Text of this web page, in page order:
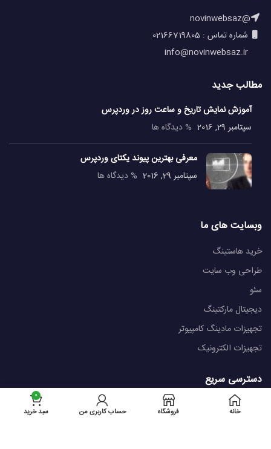
@novinwebsaz
شماره تماس : 02166719805
مطالب جدید
آموزش نمایش تاریخ و ساعت روز در وردپرس
سپتامبر 29, 2016
% دیدگاه ها
معرفی بهترین پیوند یکتای وردپرس
سپتامبر 29, 2016
% دیدگاه ها
وبسایت های ما
خرید هاستینگ
طراحی وب سایت
سئو
دیجیتال مارکتینگ
تجهیزات مادینگ کامپیوتر
تجهیزات الکترونیک
دسترسی سریع
درباره ماخانه فروشگاه حساب کاربری من
0
سبد خرید